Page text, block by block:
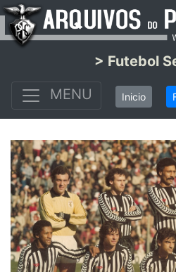
> Futebol
MENU
Inicio